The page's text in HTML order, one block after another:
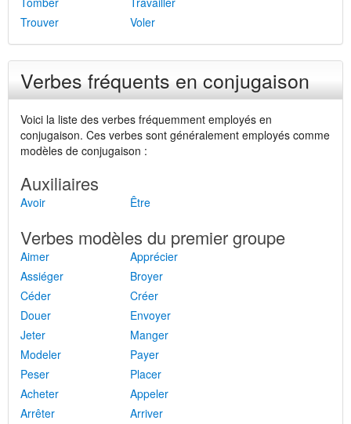
Trouver
Voler
Verbes fréquents en conjugaison
Voici la liste des verbes fréquemment employés en
conjugaison. Ces verbes sont généralement employés comme
modèles de conjugaison :
Auxiliaires
Avoir Être
Verbes modèles du premier groupe
Aimer
Apprécier
Assiéger
Broyer
Céder
Créer
Douer
Envoyer
Jeter
Manger
Modeler
Payer
Peser
Placer
Acheter
Appeler
Arrêter
Arriver